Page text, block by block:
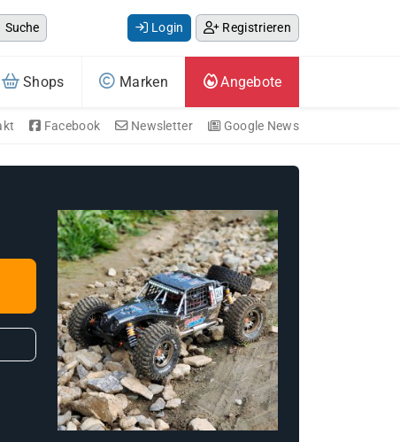
Suche Login Registrieren
Shops Marken Angebote
Facebook Newsletter Google News